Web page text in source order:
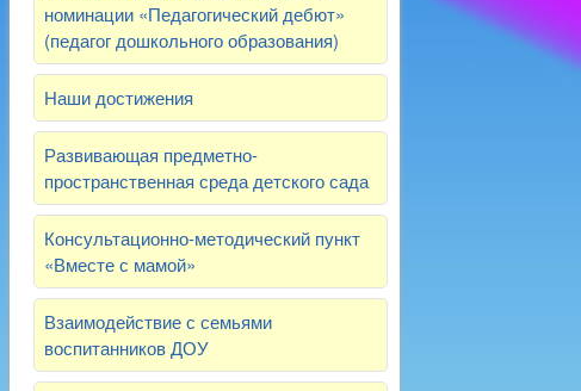
номинации «Педагогический дебют»
(педагог дошкольного образования)
Наши достижения
Развивающая предметно-
пространственная среда детского сада
Консультационно-методический пункт
«Вместе с мамой»
Взаимодействие с семьями
воспитанников ДОУ